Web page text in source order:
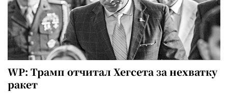
WP: Трамп отчитал Хегсета за нехватку
ракет